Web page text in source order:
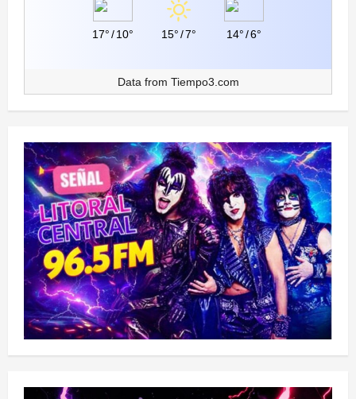
17°/10° 15°/7° 14°/6°
Data from Tiempo3.com